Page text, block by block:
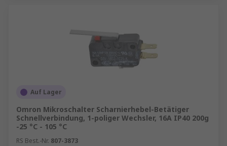
Auf Lager
Omron Mikroschalter Scharnierhebel-Betätiger
Schnellverbindung, 1-poliger Wechsler, 16A IP40 200g
-25 °C - 105 °C
RS Best.-Nr. 807-3873